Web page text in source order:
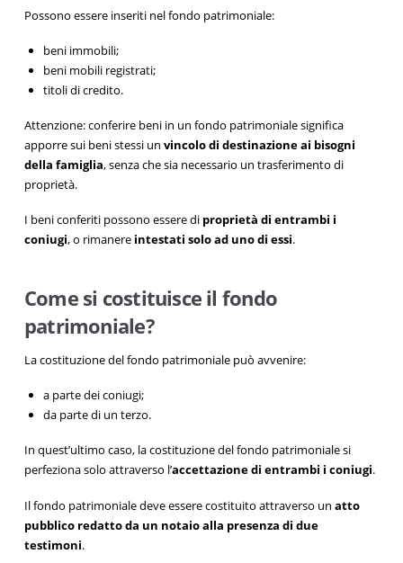
Possono essere inseriti nel fondo patrimoniale:
beni immobili;
beni mobili registrati;
titoli di credito.
Attenzione: conferire beni in un fondo patrimoniale significa
apporre sui beni stessi un vincolo di destinazione ai bisogni
della famiglia, senza che sia necessario un trasferimento di
proprietà.
I beni conferiti possono essere di proprietà di entrambi i
coniugi, o rimanere intestati solo ad uno di essi.
Come si costituisce il fondo
patrimoniale?
La costituzione del fondo patrimoniale può avvenire:
a parte dei coniugi;
da parte di un terzo.
In quest’ultimo caso, la costituzione del fondo patrimoniale si
perfeziona solo attraverso l’accettazione di entrambi i coniugi.
Il fondo patrimoniale deve essere costituito attraverso un atto
pubblico redatto da un notaio alla presenza di due
testimoni.